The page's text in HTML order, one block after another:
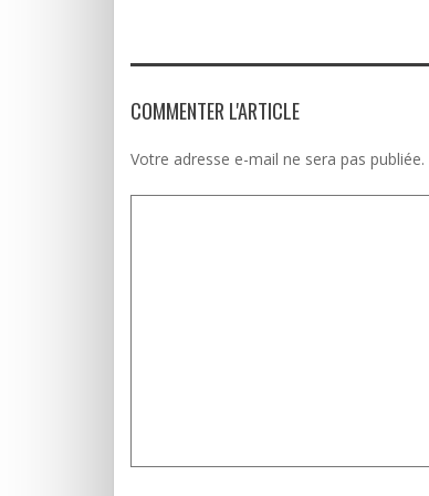
COMMENTER L'ARTICLE
Votre adresse e-mail ne sera pas publiée.